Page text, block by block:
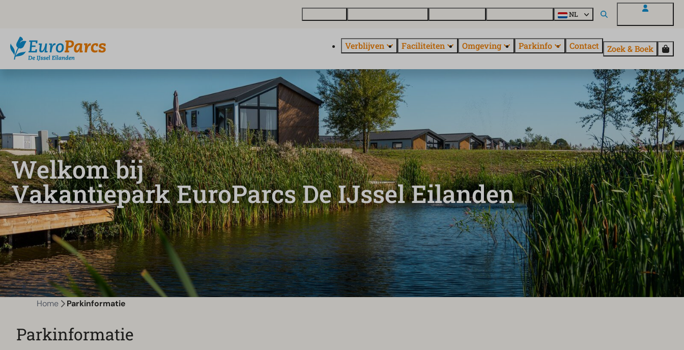
NL
Verblijven Faciliteiten Omgeving Parkinfo Contact Zoek & Boek
Welkom bij
Vakantiepark EuroParcs De IJssel Eilanden
Home Parkinformatie
Parkinformatie